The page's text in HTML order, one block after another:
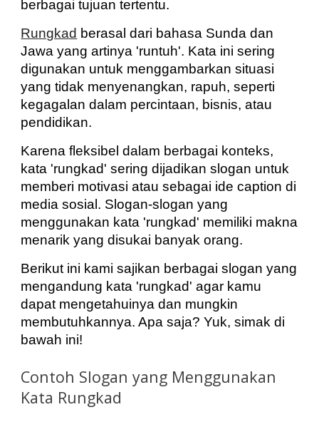
berbagai tujuan tertentu.
Rungkad berasal dari bahasa Sunda dan
Jawa yang artinya 'runtuh'. Kata ini sering
digunakan untuk menggambarkan situasi
yang tidak menyenangkan, rapuh, seperti
kegagalan dalam percintaan, bisnis, atau
pendidikan.
Karena fleksibel dalam berbagai konteks,
kata 'rungkad' sering dijadikan slogan untuk
memberi motivasi atau sebagai ide caption di
media sosial. Slogan-slogan yang
menggunakan kata 'rungkad' memiliki makna
menarik yang disukai banyak orang.
Berikut ini kami sajikan berbagai slogan yang
mengandung kata 'rungkad' agar kamu
dapat mengetahuinya dan mungkin
membutuhkannya. Apa saja? Yuk, simak di
bawah ini!
Contoh Slogan yang Menggunakan
Kata Rungkad